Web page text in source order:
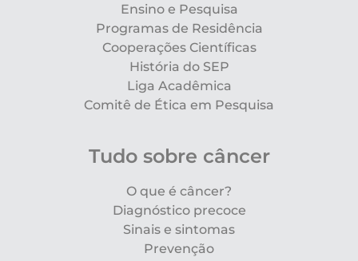
Ensino e Pesquisa
Programas de Residência
Cooperações Científicas
História do SEP
Liga Acadêmica
Comitê de Ética em Pesquisa
Tudo sobre câncer
O que é câncer?
Diagnóstico precoce
Sinais e sintomas
Prevenção